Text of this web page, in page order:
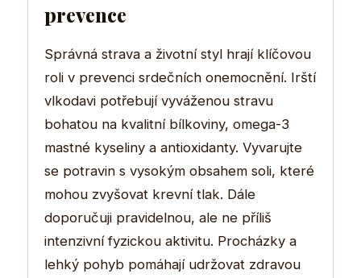
prevence
Správná strava a životní styl hrají klíčovou
roli v prevenci srdečních onemocnění. Irští
vlkodavi potřebují vyváženou stravu
bohatou na kvalitní bílkoviny, omega-3
mastné kyseliny a antioxidanty. Vyvarujte
se potravin s vysokým obsahem soli, které
mohou zvyšovat krevní tlak. Dále
doporučuji pravidelnou, ale ne příliš
intenzivní fyzickou aktivitu. Procházky a
lehký pohyb pomáhají udržovat zdravou